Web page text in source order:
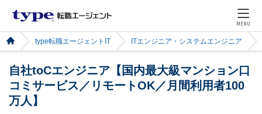
MENU
type転職エージェントIT ITエンジニア・システムエンジニア
自社toCエンジニア【国内最大級マンション口
コミサービス／リモートOK／月間利用者100
万人】